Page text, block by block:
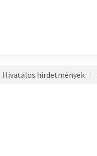
Hivatalos hirdetmények